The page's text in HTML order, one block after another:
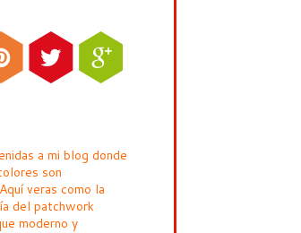
a mi blog donde
son
veras como la
del patchwork
moderno y